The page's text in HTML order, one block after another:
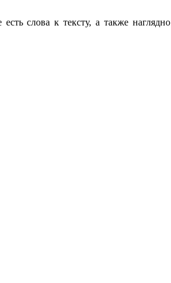
слова к тексту, а также наглядно